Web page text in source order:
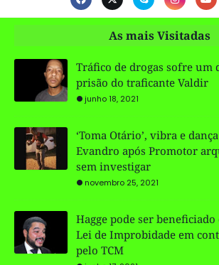
As mais Visitadas
Tráfico de drogas sofre um
prisão do traficante Valdir
junho 18, 2021
‘Toma Otário’, vibra e
Evandro após Promotor
sem investigar
novembro 25, 2021
Hagge pode ser
Lei de Improbidade em
pelo TCM